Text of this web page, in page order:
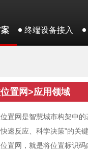
终端设备接入
置网>应用领域
置网是智慧城市构架中
速反应、科学决策”的关
置网，就是将位置标识